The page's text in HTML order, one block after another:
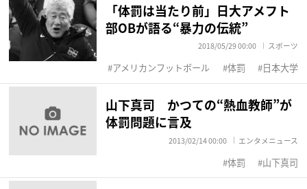
「体罰は当たり前」日大アメフト
部OBが語る“暴力の伝統”
2018/05/29 00:00 スポーツ
アメリカンフットボール 体罰 日本大学
山下真司 かつての“熱血教師”が
体罰問題に言及
2013/02/14 00:00 エンタメニュース
体罰 山下真司